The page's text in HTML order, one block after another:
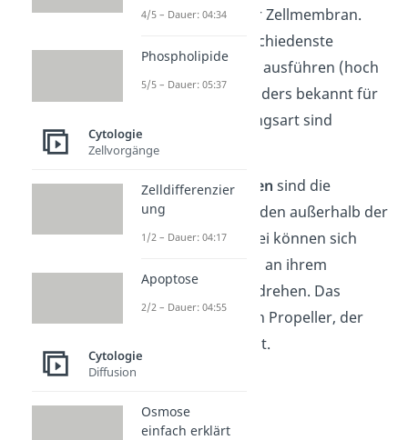
Ausstülpungen der Zellmembran.
Diese können verschiedenste
Biegebewegungen ausführen (hoch
und runter). Besonders bekannt für
diese Fortbewegungsart sind
Spermien.
Bei denProkaryoten sind die
Flagellen Proteinfäden außerhalb der
Zellmembran. Dabei können sich
diese Proteinfäden an ihrem
verankerten Ende drehen. Das
funktioniert wie ein Propeller, der
einen Schub ausübt.
4/5 – Dauer: 04:34
Phospholipide
5/5 – Dauer: 05:37
Cytologie
Zellvorgänge
Zelldifferenzier
ung
1/2 – Dauer: 04:17
Apoptose
2/2 – Dauer: 04:55
Cytologie
Diffusion
Osmose
einfach erklärt